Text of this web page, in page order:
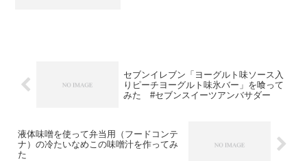
セブンイレブン「ヨーグルト味ソース入
りピーチヨーグルト味氷バー」を喰って
みた #セブンスイーツアンバサダー
液体味噌を使って弁当用（フードコンテ
ナ）の冷たいなめこの味噌汁を作ってみ
た